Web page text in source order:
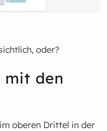
oder?
mit den
oberen Drittel in der